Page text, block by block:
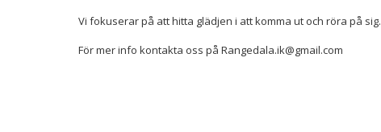
Vi fokuserar på att hitta glädjen i att komma ut och röra på sig.
För mer info kontakta oss på Rangedala.ik@gmail.com